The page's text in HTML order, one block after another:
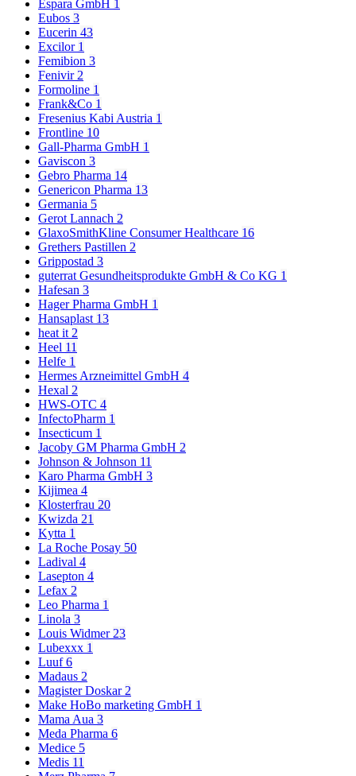
Espara GmbH 1
Eubos 3
Eucerin 43
Excilor 1
Femibion 3
Fenivir 2
Formoline 1
Frank&Co 1
Fresenius Kabi Austria 1
Frontline 10
Gall-Pharma GmbH 1
Gaviscon 3
Gebro Pharma 14
Genericon Pharma 13
Germania 5
Gerot Lannach 2
GlaxoSmithKline Consumer Healthcare 16
Grethers Pastillen 2
Grippostad 3
guterrat Gesundheitsprodukte GmbH & Co KG 1
Hafesan 3
Hager Pharma GmbH 1
Hansaplast 13
heat it 2
Heel 11
Helfe 1
Hermes Arzneimittel GmbH 4
Hexal 2
HWS-OTC 4
InfectoPharm 1
Insecticum 1
Jacoby GM Pharma GmbH 2
Johnson & Johnson 11
Karo Pharma GmbH 3
Kijimea 4
Klosterfrau 20
Kwizda 21
Kytta 1
La Roche Posay 50
Ladival 4
Lasepton 4
Lefax 2
Leo Pharma 1
Linola 3
Louis Widmer 23
Lubexxx 1
Luuf6
Madaus 2
Magister Doskar 2
Make HoBo marketing GmbH 1
Mama Aua 3
Meda Pharma 6
Medice 5
Medis 11